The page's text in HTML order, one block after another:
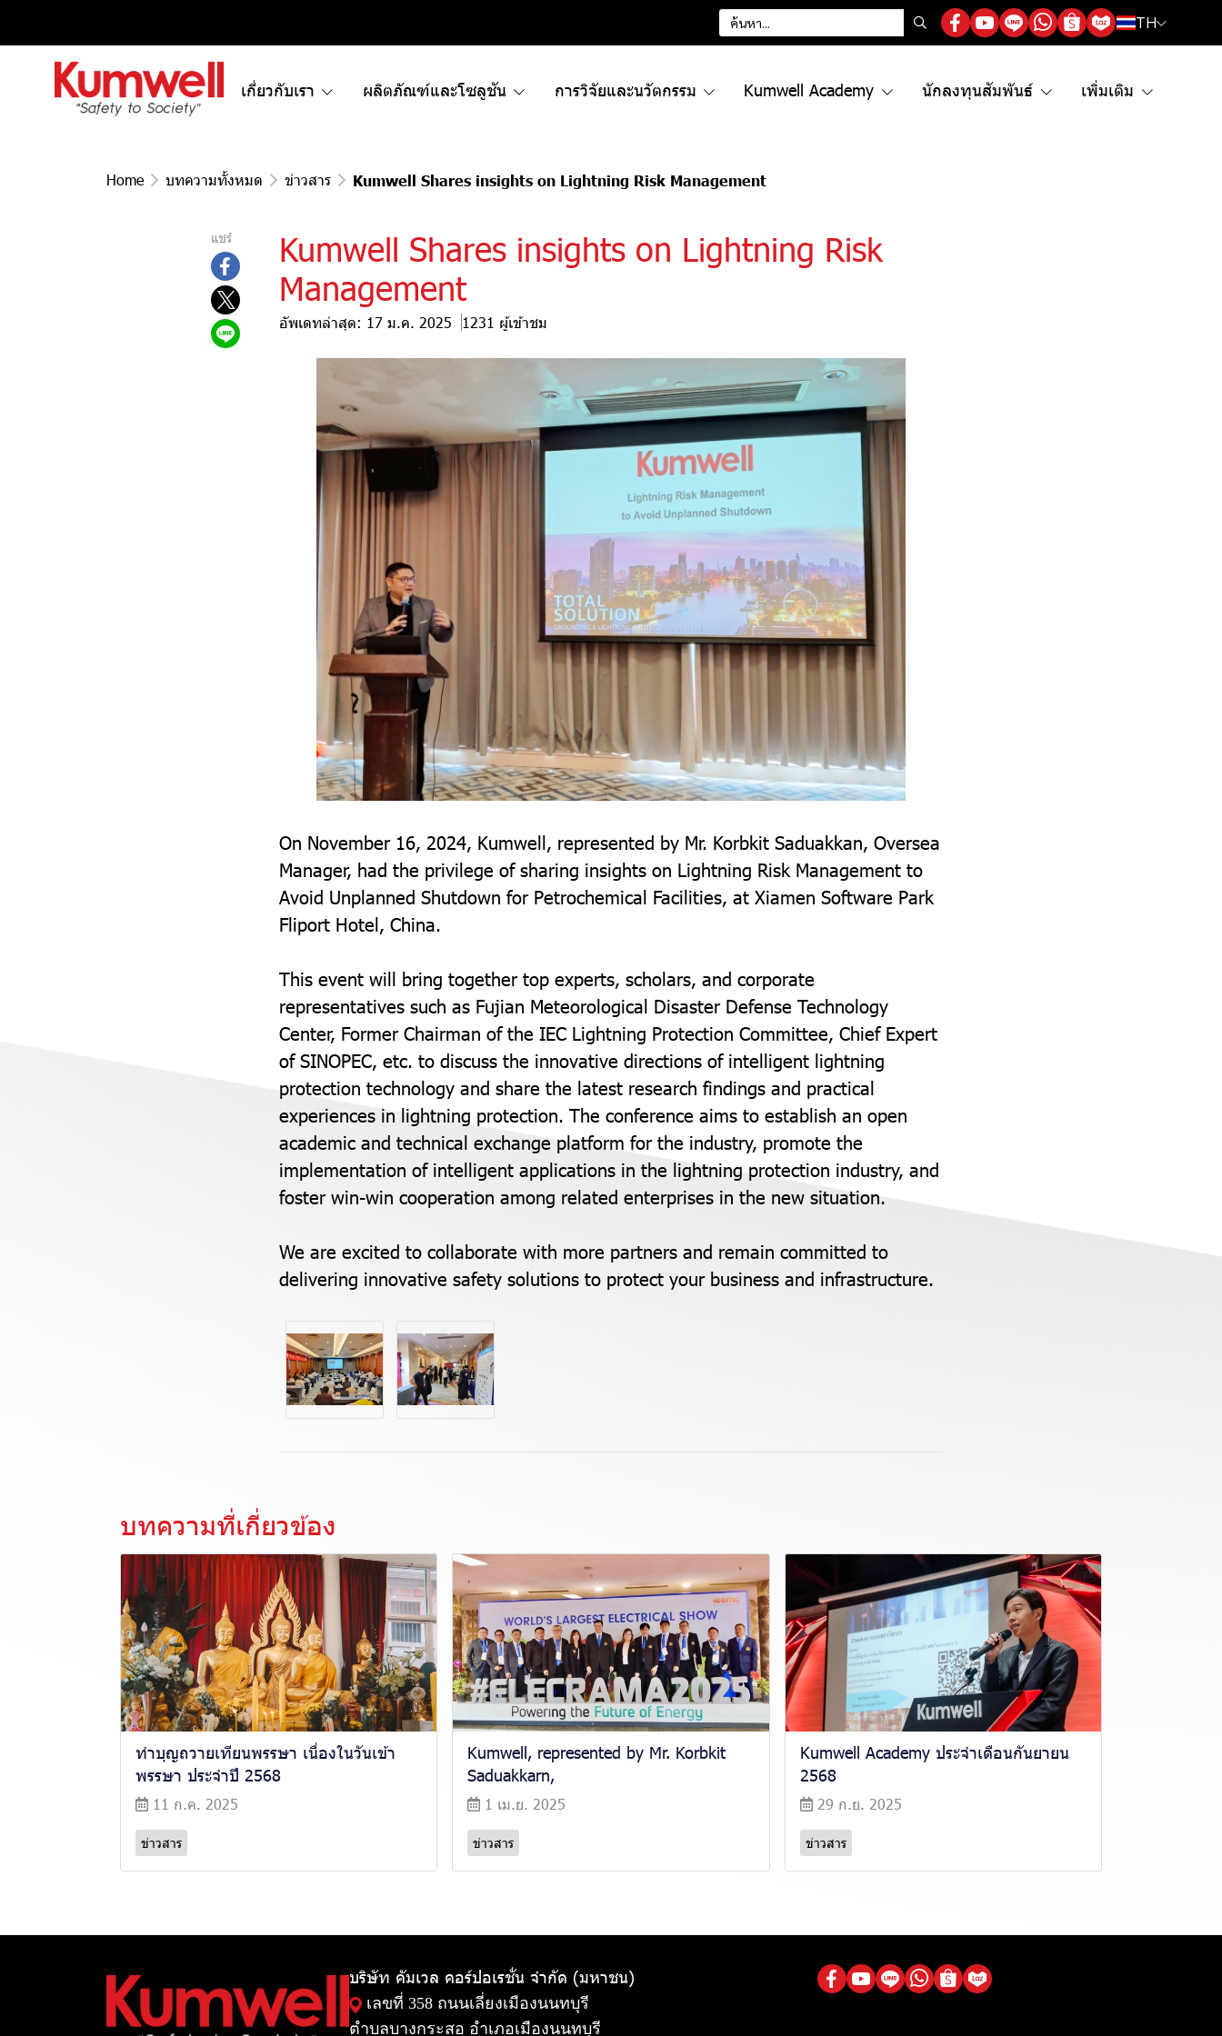
TH
เกี่ยวกับเรา ผลิตภัณฑ์และโซลูชัน การวิจัยและนวัตกรรม Kumwell Academy นักลงทุนสัมพันธ์ เพิ่มเติม
Home บทความทั้งหมด ข่าวสาร Kumwell Shares insights on Lightning Risk Management
แชร์
Kumwell Shares insights on Lightning Risk
Management
อัพเดทล่าสุด: 17 ม.ค. 2025 1231 ผู้เข้าชม
On November 16, 2024, Kumwell, represented by Mr. Korbkit Saduakkan, Oversea
Manager, had the privilege of sharing insights on Lightning Risk Management to
Avoid Unplanned Shutdown for Petrochemical Facilities, at Xiamen Software Park
Fliport Hotel, China.
This event will bring together top experts, scholars, and corporate
representatives such as Fujian Meteorological Disaster Defense Technology
Center, Former Chairman of the IEC Lightning Protection Committee, Chief Expert
of SINOPEC, etc. to discuss the innovative directions of intelligent lightning
protection technology and share the latest research findings and practical
experiences in lightning protection. The conference aims to establish an open
academic and technical exchange platform for the industry, promote the
implementation of intelligent applications in the lightning protection industry, and
foster win-win cooperation among related enterprises in the new situation.
We are excited to collaborate with more partners and remain committed to
delivering innovative safety solutions to protect your business and infrastructure.
บทความที่เกี่ยวข้อง
ทำบุญถวายเทียนพรรษา เนื่องในวันเข้า
พรรษา ประจำปี 2568
11 ก.ค. 2025
ข่าวสาร
Kumwell, represented by Mr. Korbkit
Saduakkarn,
1 เม.ย. 2025
ข่าวสาร
Kumwell Academy ประจำเดือนกันยายน
2568
29 ก.ย. 2025
ข่าวสาร
บริษัท คัมเวล คอร์ปอเรชั่น จำกัด (มหาชน)
เลขที่ 358 ถนนเลี่ยงเมืองนนทบุรี
ตำบลบางกระสอ อำเภอเมืองนนทบุรี